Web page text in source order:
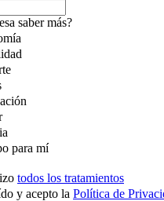
saber más?
para mí
todos los tratamientos
y acepto la Política de